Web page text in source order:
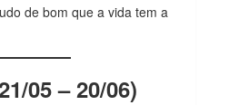
de bom que a vida tem a
05 – 20/06)